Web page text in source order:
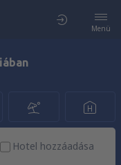
Menü
Hotel hozzáadása